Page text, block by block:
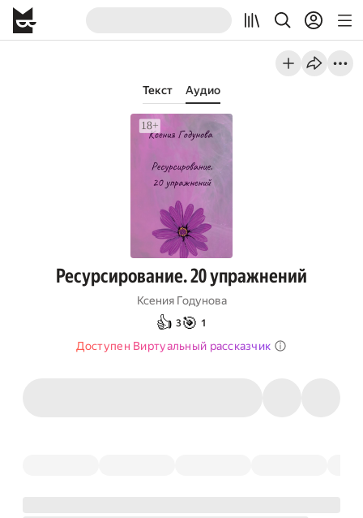
Текст Аудио
Ресурсирование. 20 упражнений
Ксения Годунова
👍 3🎯 1
Доступен Виртуальный рассказчик